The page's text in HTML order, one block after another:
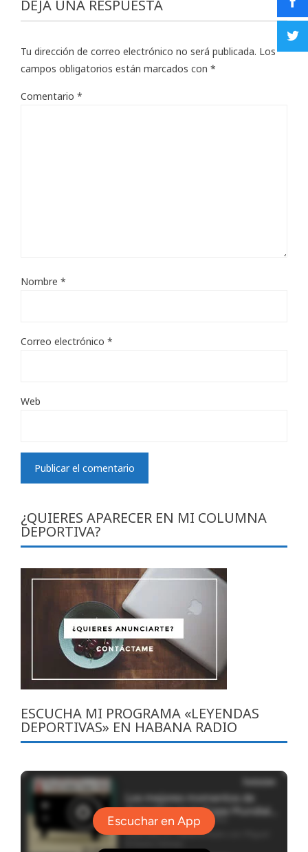
DEJA UNA RESPUESTA
Tu dirección de correo electrónico no será publicada. Los
campos obligatorios están marcados con *
Comentario *
Nombre *
Correo electrónico *
Web
¿QUIERES APARECER EN MI COLUMNA
DEPORTIVA?
ESCUCHA MI PROGRAMA «LEYENDAS
DEPORTIVAS» EN HABANA RADIO